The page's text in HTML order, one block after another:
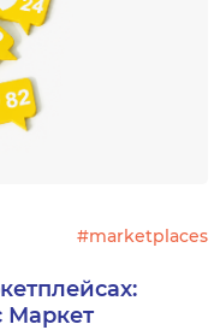
#marketplaces
Маркет